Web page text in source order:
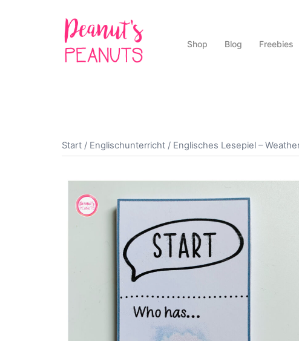
Shop Blog Freebies
Start / Englischunterricht / Englisches Lesepiel –